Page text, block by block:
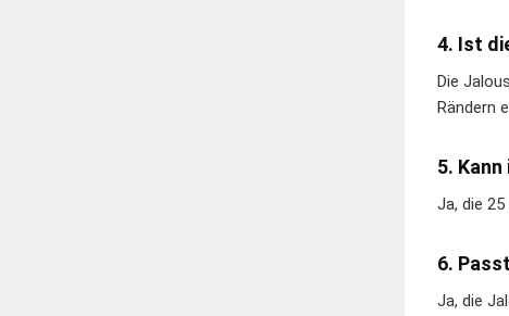
4. Ist
Die
Rändern
5.
Ja, die
6.
Ja, die